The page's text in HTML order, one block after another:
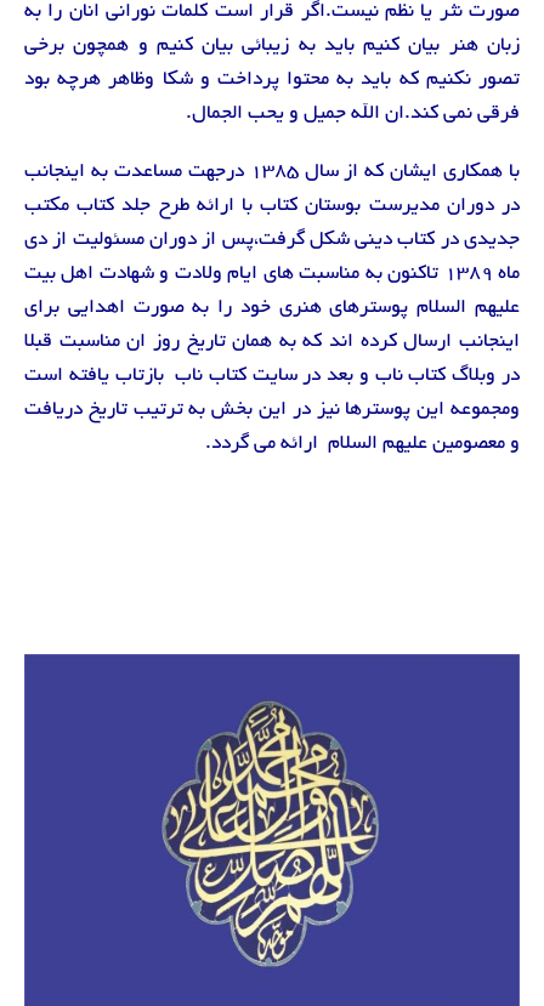
صورت نثر یا نظم نیست.اگر قرار است کلمات نورانی انان را به
زبان هنر بیان کنیم باید به زیبائی بیان کنیم و همچون برخی
تصور نکنیم که باید به محتوا پرداخت و شکا وظاهر هرچه بود
فرقی نمی کند.ان الله جمیل و یحب الجمال.
با همکاری ایشان که از سال 1385 درجهت مساعدت به اینجانب
در دوران مدیرست بوستان کتاب با ارائه طرح جلد کتاب مکتب
جدیدی در کتاب دینی شکل گرفت،پس از دوران مسئولیت از دی
ماه 1389 تاکنون به مناسبت های ایام ولادت و شهادت اهل بیت
علیهم السلام پوسترهای هنری خود را به صورت اهدایی برای
اینجانب ارسال کرده اند که به همان تاریخ روز ان مناسبت قبلا
در وبلاگ کتاب ناب و بعد در سایت کتاب ناب بازتاب یافته است
ومجموعه این پوسترها نیز در این بخش به ترتیب تاریخ دریافت
و معصومین علیهم السلام ارائه می گردد.